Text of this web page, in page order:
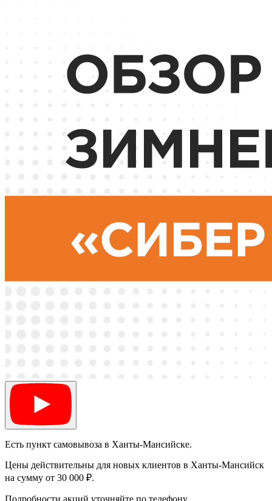
Есть пункт самовывоза в Ханты-Мансийске.
Цены действительны для новых клиентов в Ханты-Мансийск
на сумму от 30 000 ₽.
Подробности акций уточняйте по телефону.